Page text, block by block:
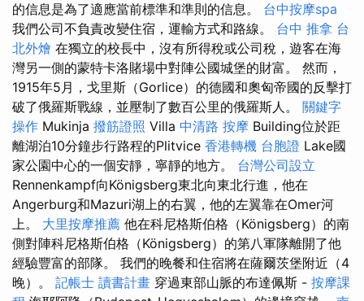
的信息是為了適應當前標準和準則的信息。 台中按摩spa
我們公司不負責改變住宿，運輸方式和路線。 台中 推拿 台
北外燴 在獨立的校長中，沒有所得稅或公司稅，遊客在海
灣另一側的蒙特卡洛賭場中對陣公國城堡的財富。 然而，
1915年5月，戈里斯（Gorlice）的德國和奧匈帝國的反擊打
破了俄羅斯戰線，並壓制了數百公里的俄羅斯人。 關鍵字
操作 Mukinja 撥筋證照 Villa 中清路 按摩 Building位於距
離湖泊10分鐘步行路程的Plitvice 香港轉機 台胞證 Lake國
家公園中心的一個安靜，寧靜的地方。 台灣公司設立
Rennenkampf向Königsberg東北向東北行進，他在
Angerburg和Mazuri湖上的右翼，他的左翼靠在Omer河
上。 大里按摩推薦 他在科尼格斯伯格（Königsberg）的南
側對陣科尼格斯伯格（Königsberg）的第八軍隊離開了他
經驗豐富的部隊。 我們的晚餐和住宿將在薩爾茨堡附近（4
晚）。 記帳士 讀書計畫 穿過東部山脈的布達佩斯 - 按摩課